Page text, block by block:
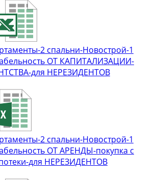
2 спальни-Новострой-1
ОТ КАПИТАЛИЗАЦИИ-
для НЕРЕЗИДЕНТОВ
2 спальни-Новострой-1
ОТ АРЕНДЫ-покупка с
для НЕРЕЗИДЕНТОВ